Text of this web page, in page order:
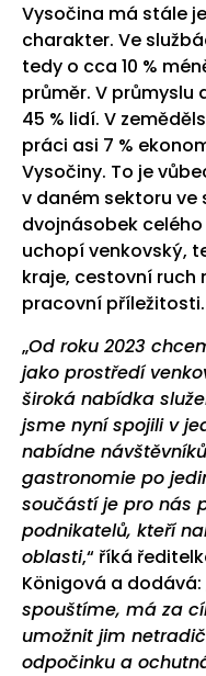
Vysočina má stále
charakter. Ve
tedy o cca 10 %
průměr. V
45 % lidí. V
práci asi 7 %
Vysočiny. To je
v daném sektoru
dvojnásobek
uchopí venkovský,
kraje, cestovní ruch
pracovní příležitosti.
„Od roku 2023
jako prostředí
široká nabídka
jsme nyní spojili v
nabídne
gastronomie po
součástí je pro nás
podnikatelů, kteří
oblasti,“ říká
Königová a dodává:
spouštíme, má za
umožnit jim
odpočinku a